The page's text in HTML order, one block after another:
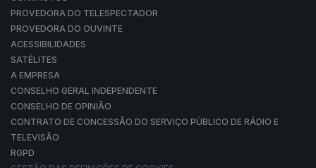
PROVEDORA DO TELESPECTADOR
PROVEDORA DO OUVINTE
ACESSIBILIDADES
SATÉLITES
A EMPRESA
CONSELHO GERAL INDEPENDENTE
CONSELHO DE OPINIÃO
CONTRATO DE CONCESSÃO DO SERVIÇO PÚBLICO DE RÁDIO E
TELEVISÃO
RGPD